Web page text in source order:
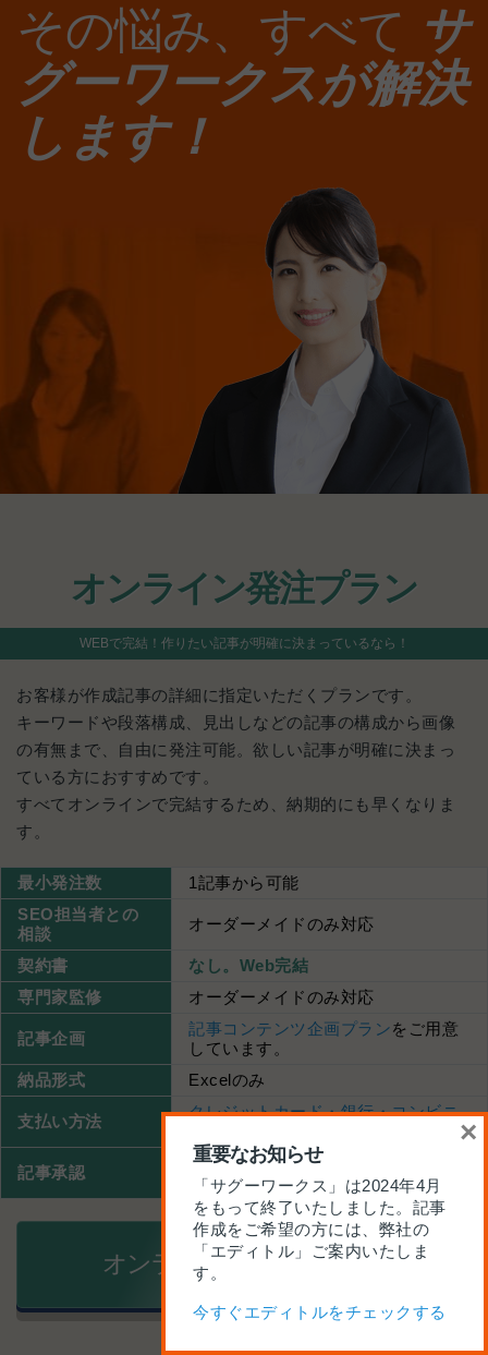
その悩み、すべて サ
グーワークスが解決
します！
オンライン発注プラン
WEBで完結！作りたい記事が明確に決まっているなら！
お客様が作成記事の詳細に指定いただくプランです。
キーワードや段落構成、見出しなどの記事の構成から画像
の有無まで、自由に発注可能。欲しい記事が明確に決まっ
ている方におすすめです。
すべてオンラインで完結するため、納期的にも早くなりま
す。
最小発注数
1記事から可能
SEO担当者との
相談
オーダーメイドのみ対応
契約書
なし。Web完結
専門家監修
オーダーメイドのみ対応
記事企画
記事コンテンツ企画プランをご用意
しています。
納品形式
Excelのみ
支払い方法
クレジットカード・銀行・コンビニ
記事承認
サグーワークス、
ョン
オンライン見積りフォーム
重要なお知らせ
「サグーワークス」は2024年4月
をもって終了いたしました。記事
作成をご希望の方には、弊社の
「エディトル」ご案内いたしま
す。
今すぐエディトルをチェックする
×